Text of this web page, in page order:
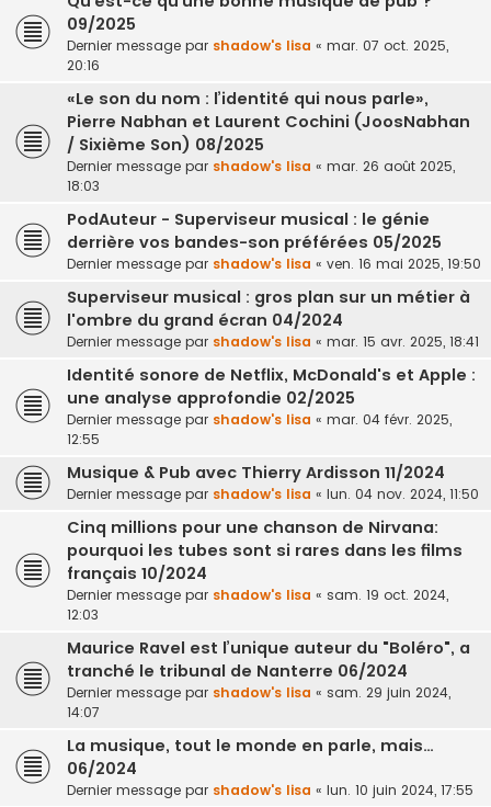
09/2025
Dernier message par shadow's lisa « mar. 07 oct. 2025,
20:16
«Le son du nom : l’identité qui nous parle»,
Pierre Nabhan et Laurent Cochini (JoosNabhan
/ Sixième Son) 08/2025
Dernier message par shadow's lisa « mar. 26 août 2025,
18:03
PodAuteur - Superviseur musical : le génie
derrière vos bandes-son préférées 05/2025
Dernier message par shadow's lisa « ven. 16 mai 2025, 19:50
Superviseur musical : gros plan sur un métier à
l'ombre du grand écran 04/2024
Dernier message par shadow's lisa « mar. 15 avr. 2025, 18:41
Identité sonore de Netflix, McDonald's et Apple :
une analyse approfondie 02/2025
Dernier message par shadow's lisa « mar. 04 févr. 2025,
12:55
Musique & Pub avec Thierry Ardisson 11/2024
Dernier message par shadow's lisa « lun. 04 nov. 2024, 11:50
Cinq millions pour une chanson de Nirvana:
pourquoi les tubes sont si rares dans les films
français 10/2024
Dernier message par shadow's lisa « sam. 19 oct. 2024,
12:03
Maurice Ravel est l’unique auteur du "Boléro", a
tranché le tribunal de Nanterre 06/2024
Dernier message par shadow's lisa « sam. 29 juin 2024,
14:07
La musique, tout le monde en parle, mais…
06/2024
Dernier message par shadow's lisa « lun. 10 juin 2024, 17:55